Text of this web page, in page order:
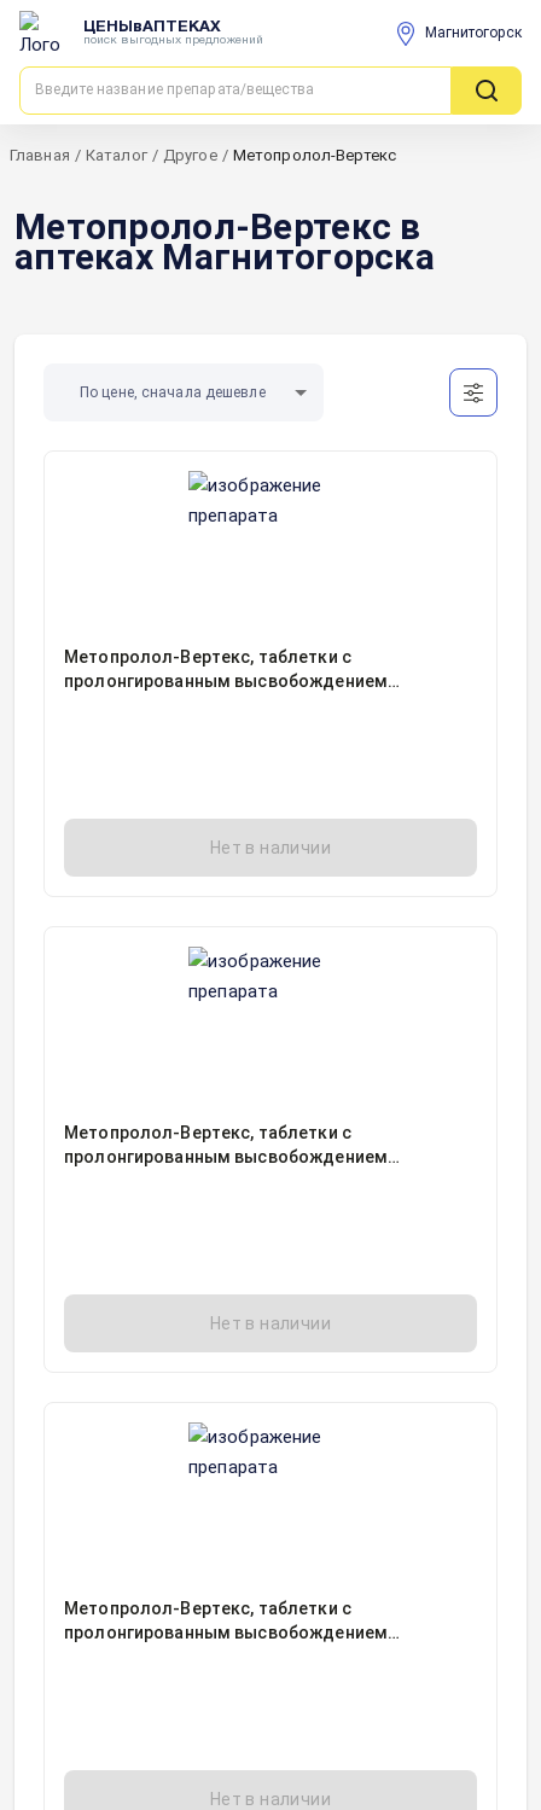
ЦЕНЫвАПТЕКАХ
поиск выгодных предложений Магнитогорск
Главная / Каталог / Другое / Метопролол-Вертекс
Метопролол-Вертекс в
аптеках Магнитогорска
По цене, сначала дешевле
Метопролол-Вертекс, таблетки с
пролонгированным высвобождением
Нет в наличии
Метопролол-Вертекс, таблетки с
пролонгированным высвобождением
Нет в наличии
Метопролол-Вертекс, таблетки с
пролонгированным высвобождением
Нет в наличии